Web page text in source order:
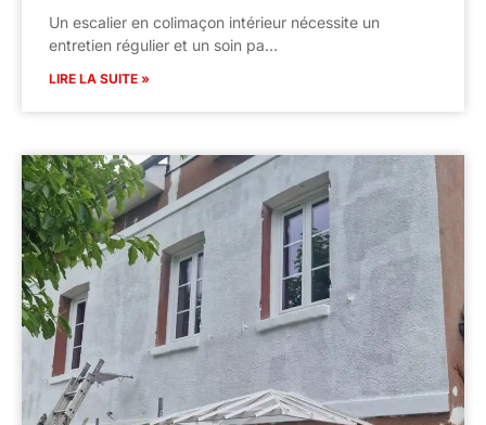
Un escalier en colimaçon intérieur nécessite un
entretien régulier et un soin pa…
LIRE LA SUITE »